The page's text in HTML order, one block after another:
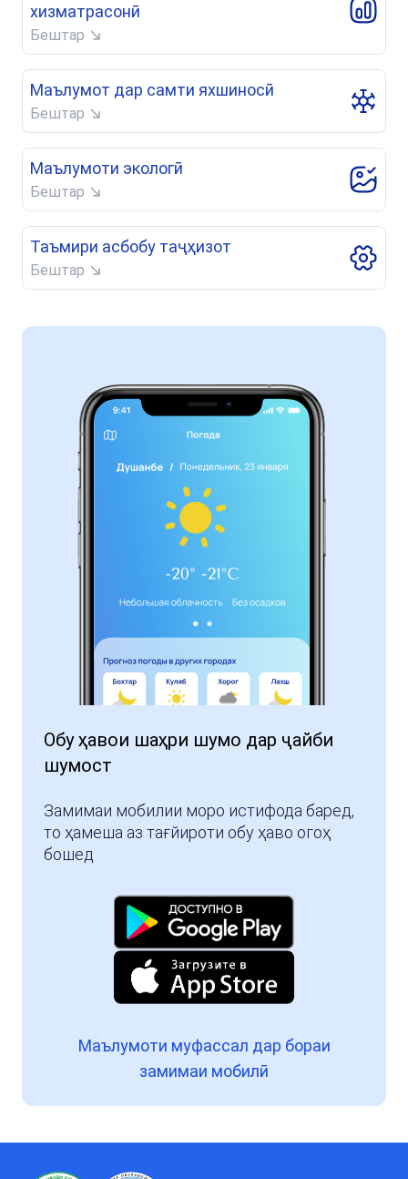
хизматрасонӣ
Бештар
Маълумот дар самти яхшиносӣ
Бештар
Маълумоти экологӣ
Бештар
Таъмири асбобу таҷҳизот
Бештар
Обу ҳавои шаҳри шумо дар ҷайби
шумост
Замимаи мобилии моро истифода баред,
то ҳамеша аз тағйироти обу ҳаво огоҳ
бошед
Маълумоти муфассал дар бораи
замимаи мобилӣ